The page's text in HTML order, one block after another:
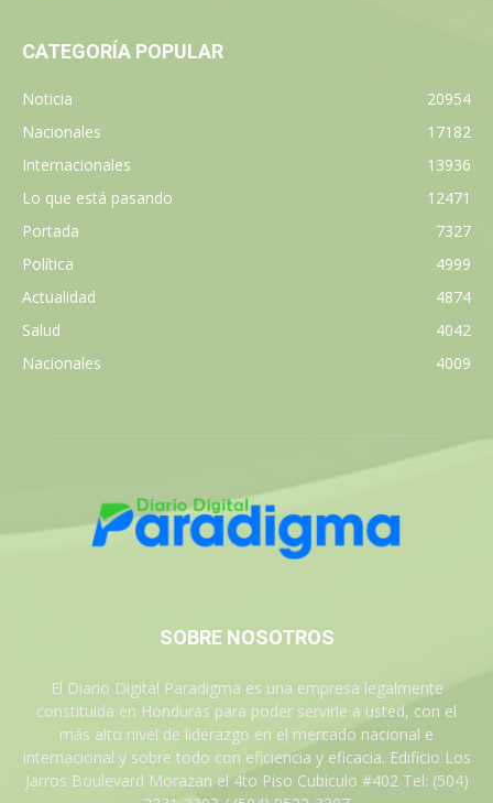
CATEGORÍA POPULAR
Noticia
20954
Nacionales
17182
Internacionales
13936
Lo que está pasando
12471
Portada
7327
Política
4999
Actualidad
4874
Salud
4042
Nacionales
4009
SOBRE NOSOTROS
El Diario Digital Paradigma es una empresa legalmente
constituida en Honduras para poder servirle a usted, con el
más alto nivel de liderazgo en el mercado nacional e
internacional y sobre todo con eficiencia y eficacia. Edificio Los
Jarros Boulevard Morazan el 4to Piso Cubiculo #402 Tel: (504)